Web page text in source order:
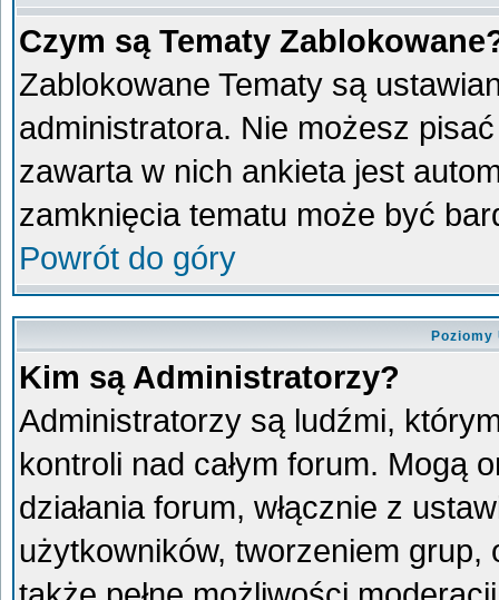
Czym są Tematy
Zablokowane Tematy są
administratora. Nie możesz
zawarta w nich ankieta jest
zamknięcia tematu może być
Powrót do góry
Kim są Administratorzy?
Administratorzy są ludźmi,
kontroli nad całym forum. Mogą
działania forum, włącznie z
użytkowników, tworzeniem